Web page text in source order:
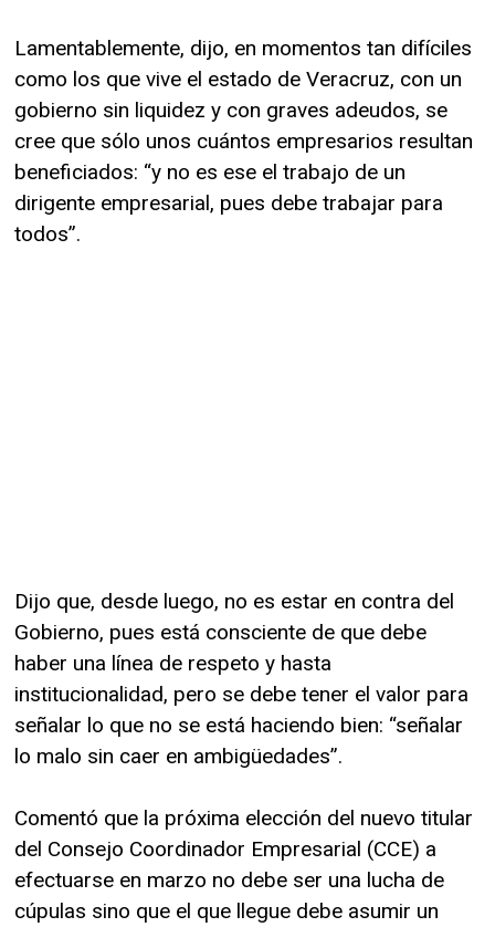
Lamentablemente, dijo, en momentos tan difíciles
como los que vive el estado de Veracruz, con un
gobierno sin liquidez y con graves adeudos, se
cree que sólo unos cuántos empresarios resultan
beneficiados: “y no es ese el trabajo de un
dirigente empresarial, pues debe trabajar para
todos”.
Dijo que, desde luego, no es estar en contra del
Gobierno, pues está consciente de que debe
haber una línea de respeto y hasta
institucionalidad, pero se debe tener el valor para
señalar lo que no se está haciendo bien: “señalar
lo malo sin caer en ambigüedades”.
Comentó que la próxima elección del nuevo titular
del Consejo Coordinador Empresarial (CCE) a
efectuarse en marzo no debe ser una lucha de
cúpulas sino que el que llegue debe asumir un